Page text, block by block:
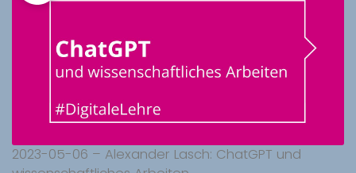
2023-05-06 – Alexander Lasch: ChatGPT und